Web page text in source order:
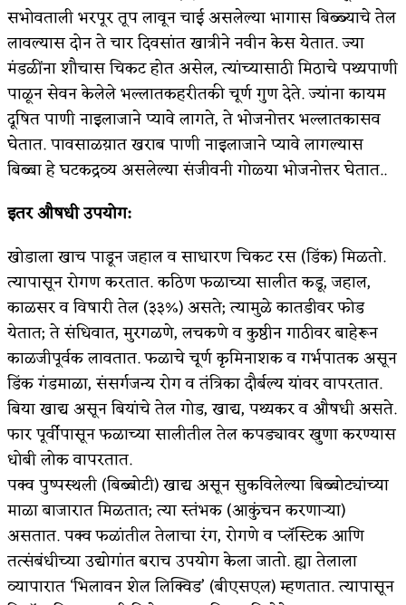
सभोवताली भरपूर तूप लावून चाई असलेल्या भागास बिब्ब्याचे तेल
लावल्यास दोन ते चार दिवसांत खात्रीने नवीन केस येतात. ज्या
मंडळींना शौचास चिकट होत असेल, त्यांच्यासाठी मिठाचे पथ्यपाणी
पाळून सेवन केलेले भल्लातकहरीतकी चूर्ण गुण देते. ज्यांना कायम
दूषित पाणी नाइलाजाने प्यावे लागते, ते भोजनोत्तर भल्लातकासव
घेतात. पावसाळय़ात खराब पाणी नाइलाजाने प्यावे लागल्यास
बिब्बा हे घटकद्रव्य असलेल्या संजीवनी गोळ्या भोजनोत्तर घेतात..
इतर औषधी उपयोग:
खोडाला खाच पाडून जहाल व साधारण चिकट रस (डिंक) मिळतो.
त्यापासून रोगण करतात. कठिण फळाच्या सालीत कडू, जहाल,
काळसर व विषारी तेल (३३%) असते; त्यामुळे कातडीवर फोड
येतात; ते संधिवात, मुरगळणे, लचकणे व कुष्ठीन गाठीवर बाहेरून
काळजीपूर्वक लावतात. फळाचे चूर्ण कृमिनाशक व गर्भपातक असून
डिंक गंडमाळा, संसर्गजन्य रोग व तंत्रिका दौर्बल्य यांवर वापरतात.
बिया खाद्य असून बियांचे तेल गोड, खाद्य, पथ्यकर व औषधी असते.
फार पूर्वीपासून फळाच्या सालीतील तेल कपड्यावर खुणा करण्यास
धोबी लोक वापरतात.
पक्व पुष्पस्थली (बिब्बोटी) खाद्य असून सुकविलेल्या बिब्बोट्यांच्या
माळा बाजारात मिळतात; त्या स्तंभक (आकुंचन करणाऱ्या)
असतात. पक्व फळांतील तेलाचा रंग, रोगणे व प्लॅस्टिक आणि
तत्संबंधीच्या उद्योगांत बराच उपयोग केला जातो. ह्या तेलाला
व्यापारात ‘भिलावन शेल लिक्विड’ (बीएसएल) म्हणतात. त्यापासून